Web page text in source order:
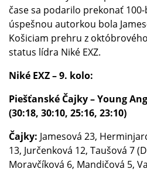
čase sa podarilo prekonať
úspešnou autorkou bola
Košiciam prehru z
status lídra Niké EXZ.
Niké EXZ – 9. kolo:
Piešťanské Čajky – Young
(30:18, 30:10, 25:16, 23:10)
Čajky: Jamesová 23,
13, Jurčenková 12, Taušová 7
Moravčíková 6, Mandičová 5,